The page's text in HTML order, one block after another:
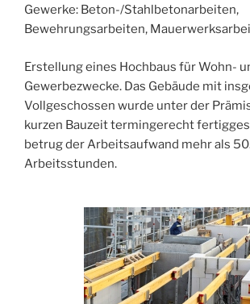
Gewerke: Beton-/Stahlbetonarbeiten,
Bewehrungsarbeiten,
Erstellung eines Hochbaus für Wohn-
Gewerbezwecke. Das Gebäude mit
Vollgeschossen wurde unter der
kurzen Bauzeit termingerecht
betrug der Arbeitsaufwand mehr als
Arbeitsstunden.